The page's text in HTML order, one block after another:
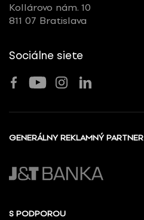
Kollárovo nám. 10
811 07 Bratislava
Sociálne siete
GENERÁLNY REKLAMNÝ PARTNER
S PODPOROU